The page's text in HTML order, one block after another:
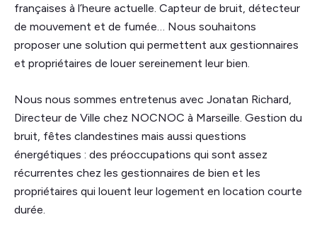
françaises à l’heure actuelle. Capteur de bruit, détecteur
de mouvement et de fumée… Nous souhaitons
proposer une solution qui permettent aux gestionnaires
et propriétaires de louer sereinement leur bien.
Nous nous sommes entretenus avec Jonatan Richard,
Directeur de Ville chez NOCNOC à Marseille. Gestion du
bruit, fêtes clandestines mais aussi questions
énergétiques : des préoccupations qui sont assez
récurrentes chez les gestionnaires de bien et les
propriétaires qui louent leur logement en location courte
durée.